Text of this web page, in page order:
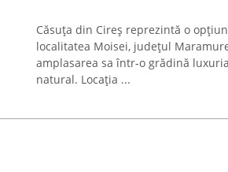
Căsuța din Cireș reprezintă o
localitatea Moisei, județul
amplasarea sa într-o grădină
natural. Locația ...